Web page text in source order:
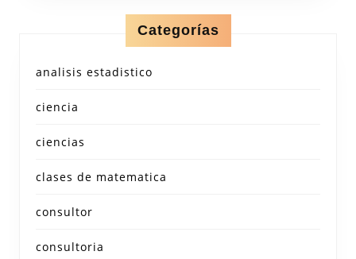
Categorías
analisis estadistico
ciencia
ciencias
clases de matematica
consultor
consultoria